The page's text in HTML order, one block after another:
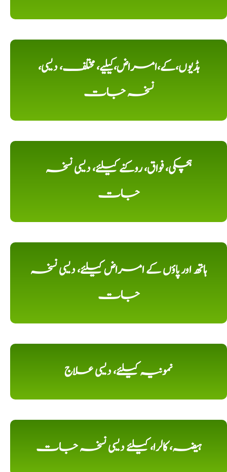
ہڈیوں،کے،امراض،کیلیے، مختلف، دیسی،
نسخہ جات
ہچکی، فواق، روکنے کیلئے، دیسی نسخہ
جات
ہاتھ اور پاؤں کے امراض کیلئے، دیسی نسخہ
جات
نمونیہ کیلئے، دیسی علاج
ہیضہ، کالرا، کیلئے دیسی نسخہ جات